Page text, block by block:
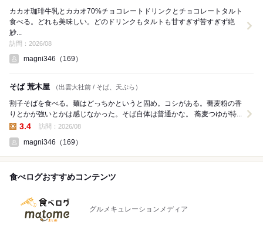
カカオ珈琲牛乳とカカオ70%チョコレートドリンクとチョコレートタルト
食べる。どれも美味しい。どのドリンクもタルトも甘すぎず苦すぎず絶
妙...
訪問：2026/08
magni346（169）
そば 荒木屋 （出雲大社前 / そば、天ぷら）
割子そばを食べる。麺はどっちかというと固め。コシがある。蕎麦粉の香
りとかが強いとかは感じなかった。そば自体は普通かな。 蕎麦つゆが特...
3.4 訪問：2026/08
magni346（169）
食べログおすすめコンテンツ
グルメキュレーションメディア